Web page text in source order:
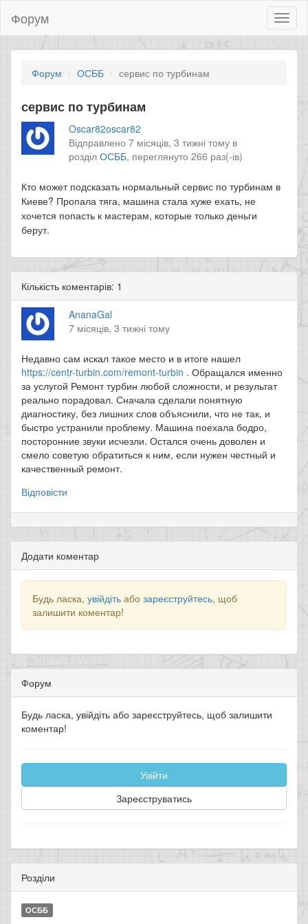
Форум
Форум ОСББ сервис по турбинам
сервис по турбинам
Oscar82oscar82
Відправлено 7 місяців, 3 тижні тому в
розділОСББ, переглянуто 266 раз(-ів)
Кто может подсказать нормальный сервис по турбинам в
Киеве? Пропала тяга, машина стала хуже ехать, не
хочется попасть к мастерам, которые только деньги
берут.
Кількість коментарів: 1
AnanaGal
7 місяців, 3 тижні тому
Недавно сам искал такое место и в итоге нашел
https://centr-turbin.com/remont-turbin . Обращался именно
за услугой Ремонт турбин любой сложности, и результат
реально порадовал. Сначала сделали понятную
диагностику, без лишних слов объяснили, что не так, и
быстро устранили проблему. Машина поехала бодро,
посторонние звуки исчезли. Остался очень доволен и
смело советую обратиться к ним, если нужен честный и
качественный ремонт.
Відповісти
Додати коментар
Будь ласка, увійдіть або зареєструйтесь, щоб
залишити коментар!
Форум
Будь ласка, увійдіть або зареєструйтесь, щоб залишити
коментар!
Увійти
Зареєструватись
Розділи
ОСББ